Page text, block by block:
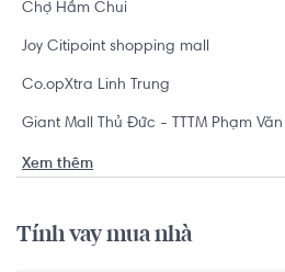
Chợ Hầm Chui
Joy Citipoint shopping mall
Co.opXtra Linh Trung
Giant Mall Thủ Đức - TTTM Phạm
Xem thêm
Tính vay mua nhà